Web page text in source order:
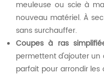
meuleuse ou scie à
nouveau matériel. À
sans surchauffer.
Coupes à ras
permettent d'ajouter
parfait pour arrondir les